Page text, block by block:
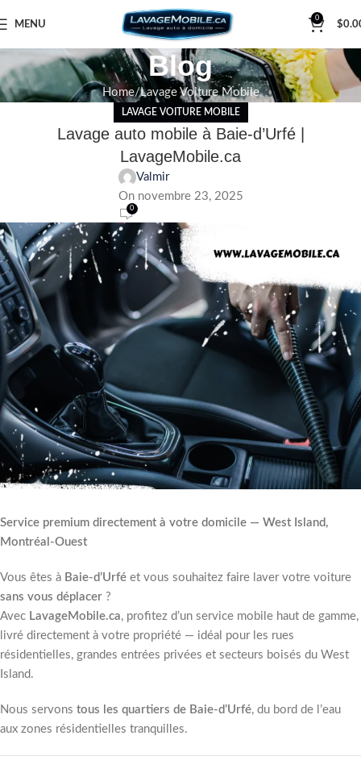
MENU
0
$
Blog
Home Lavage Voiture Mobile
LAVAGE VOITURE MOBILE
Lavage auto mobile à Baie-d’Urfé |
LavageMobile.ca
Valmir
On novembre 23, 2025
0
Service premium directement à votre domicile — West Island,
Montréal-Ouest
Vous êtes à Baie-d’Urfé et vous souhaitez faire laver votre voiture
sans vous déplacer ?
Avec LavageMobile.ca, profitez d’un service mobile haut de gamme,
livré directement à votre propriété — idéal pour les rues
résidentielles, grandes entrées privées et secteurs boisés du West
Island.
Nous servons tous les quartiers de Baie-d’Urfé, du bord de l’eau
aux zones résidentielles tranquilles.